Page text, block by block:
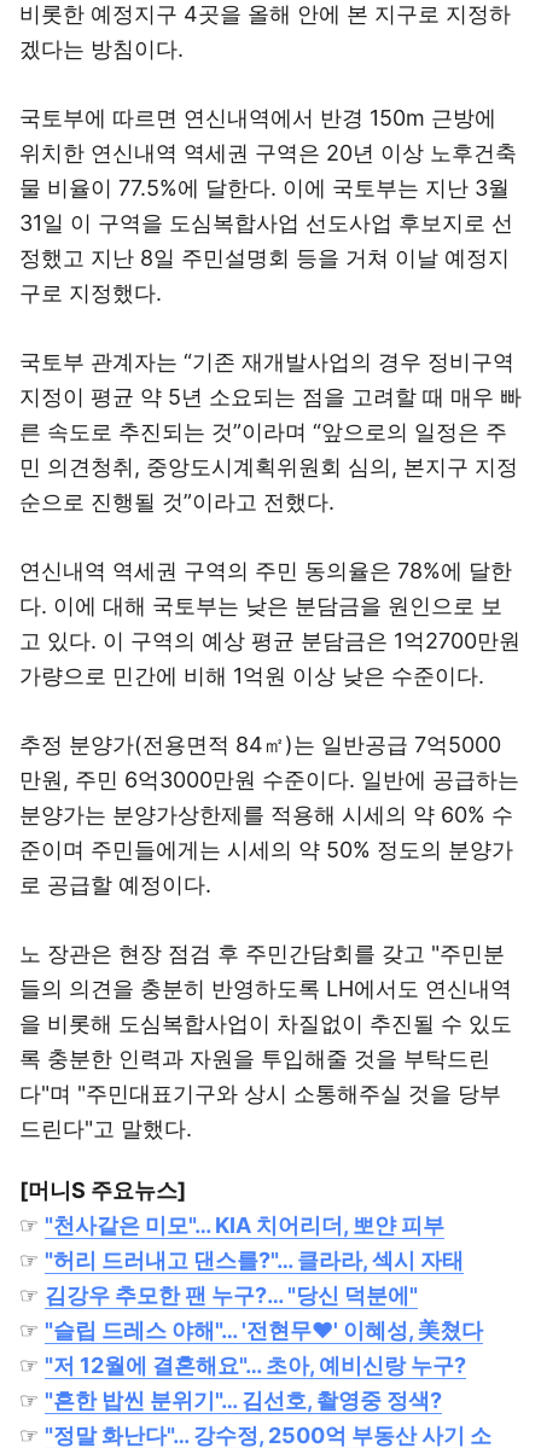
비롯한 예정지구 4곳을 올해 안에 본 지구로 지정하
겠다는 방침이다.
국토부에 따르면 연신내역에서 반경 150m 근방에
위치한 연신내역 역세권 구역은 20년 이상 노후건축
물 비율이 77.5%에 달한다. 이에 국토부는 지난 3월
31일 이 구역을 도심복합사업 선도사업 후보지로 선
정했고 지난 8일 주민설명회 등을 거쳐 이날 예정지
구로 지정했다.
국토부 관계자는 “기존 재개발사업의 경우 정비구역
지정이 평균 약 5년 소요되는 점을 고려할 때 매우 빠
른 속도로 추진되는 것”이라며 “앞으로의 일정은 주
민 의견청취, 중앙도시계획위원회 심의, 본지구 지정
순으로 진행될 것”이라고 전했다.
연신내역 역세권 구역의 주민 동의율은 78%에 달한
다. 이에 대해 국토부는 낮은 분담금을 원인으로 보
고 있다. 이 구역의 예상 평균 분담금은 1억2700만원
가량으로 민간에 비해 1억원 이상 낮은 수준이다.
추정 분양가(전용면적 84㎡)는 일반공급 7억5000
만원, 주민 6억3000만원 수준이다. 일반에 공급하는
분양가는 분양가상한제를 적용해 시세의 약 60% 수
준이며 주민들에게는 시세의 약 50% 정도의 분양가
로 공급할 예정이다.
노 장관은 현장 점검 후 주민간담회를 갖고 "주민분
들의 의견을 충분히 반영하도록 LH에서도 연신내역
을 비롯해 도심복합사업이 차질없이 추진될 수 있도
록 충분한 인력과 자원을 투입해줄 것을 부탁드린
다"며 "주민대표기구와 상시 소통해주실 것을 당부
드린다"고 말했다.
[머니S 주요뉴스]
☞ "천사같은 미모"… KIA 치어리더, 뽀얀 피부
☞ "허리 드러내고 댄스를?"… 클라라, 섹시 자태
☞ 김강우 추모한 팬 누구?… "당신 덕분에"
☞ "슬립 드레스 야해"… '전현무♥' 이혜성, 美쳤다
☞ "저 12월에 결혼해요"… 초아, 예비신랑 누구?
☞ "흔한 밥씬 분위기"… 김선호, 촬영중 정색?
☞ "정말 화난다"… 강수정, 2500억 부동산 사기 소